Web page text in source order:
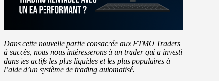
Dans cette nouvelle partie consacrée aux FTMO Traders
à succès, nous nous intéresserons à un trader qui a investi
dans les actifs les plus liquides et les plus populaires à
l’aide d’un système de trading automatisé.